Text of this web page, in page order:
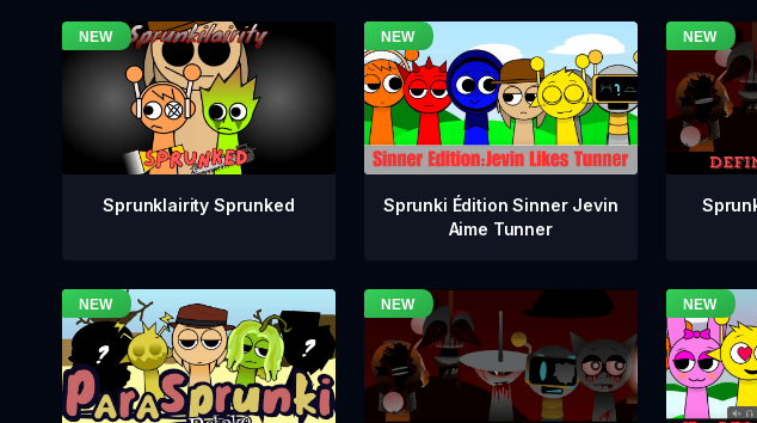
Sprunklairity Sprunked
Sprunki Édition Sinner Jevin
Aime Tunner